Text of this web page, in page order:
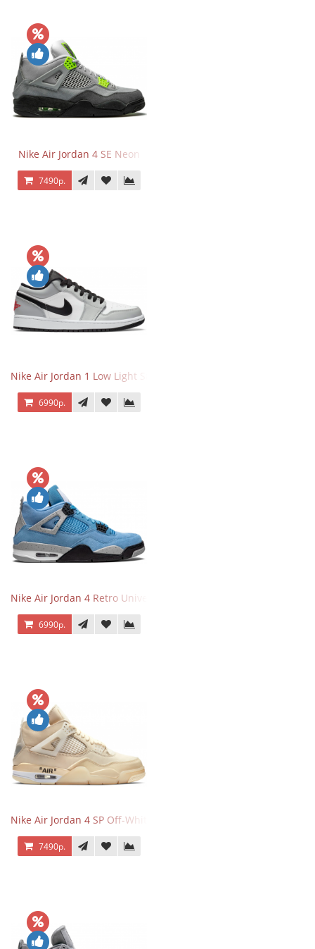
Nike Air Jordan 4 SE Neon
7490р.
Nike Air Jordan 1 Low Light Smoke Grey
6990р.
Nike Air Jordan 4 Retro University Blue
6990р.
Nike Air Jordan 4 SP Off-White Sail
7490р.